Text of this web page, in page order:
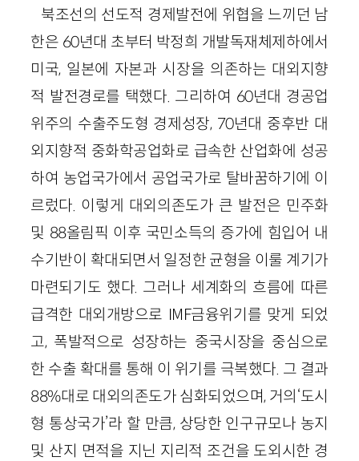
북조선의 선도적 경제발전에 위협을 느끼던 남
한은 60년대 초부터 박정희 개발독재체제하에서
미국, 일본에 자본과 시장을 의존하는 대외지향
적 발전경로를 택했다. 그리하여 60년대 경공업
위주의 수출주도형 경제성장, 70년대 중후반 대
외지향적 중화학공업화로 급속한 산업화에 성공
하여 농업국가에서 공업국가로 탈바꿈하기에 이
르렀다. 이렇게 대외의존도가 큰 발전은 민주화
및 88올림픽 이후 국민소득의 증가에 힘입어 내
수기반이 확대되면서 일정한 균형을 이룰 계기가
마련되기도 했다. 그러나 세계화의 흐름에 따른
급격한 대외개방으로 IMF금융위기를 맞게 되었
고, 폭발적으로 성장하는 중국시장을 중심으로
한 수출 확대를 통해 이 위기를 극복했다. 그 결과
88%대로 대외의존도가 심화되었으며, 거의‘도시
형 통상국가’라 할 만큼, 상당한 인구규모나 농지
및 산지 면적을 지닌 지리적 조건을 도외시한 경